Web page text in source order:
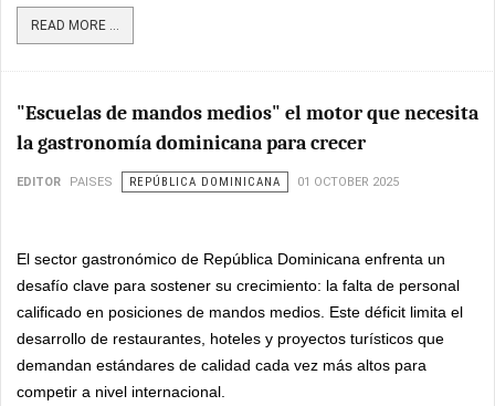
READ MORE ...
"Escuelas de mandos medios" el motor que necesita
la gastronomía dominicana para crecer
EDITOR PAISES REPÚBLICA DOMINICANA 01 OCTOBER 2025
El sector gastronómico de República Dominicana enfrenta un
desafío clave para sostener su crecimiento: la falta de personal
calificado en posiciones de mandos medios. Este déficit limita el
desarrollo de restaurantes, hoteles y proyectos turísticos que
demandan estándares de calidad cada vez más altos para
competir a nivel internacional.